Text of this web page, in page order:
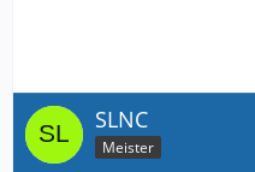
SLNC
Meister